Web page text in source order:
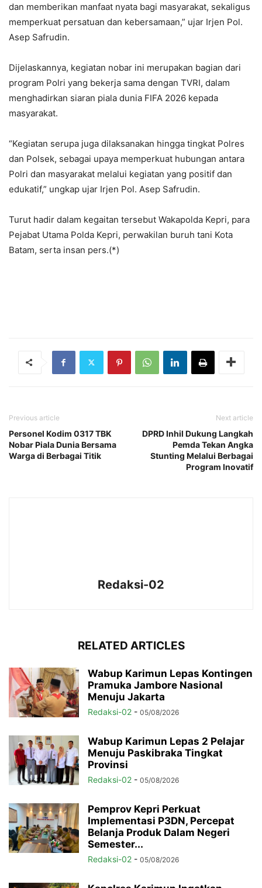
dan memberikan manfaat nyata bagi masyarakat, sekaligus
memperkuat persatuan dan kebersamaan,” ujar Irjen Pol.
Asep Safrudin.
Dijelaskannya, kegiatan nobar ini merupakan bagian dari
program Polri yang bekerja sama dengan TVRI, dalam
menghadirkan siaran piala dunia FIFA 2026 kepada
masyarakat.
“Kegiatan serupa juga dilaksanakan hingga tingkat Polres
dan Polsek, sebagai upaya memperkuat hubungan antara
Polri dan masyarakat melalui kegiatan yang positif dan
edukatif,” ungkap ujar Irjen Pol. Asep Safrudin.
Turut hadir dalam kegaitan tersebut Wakapolda Kepri, para
Pejabat Utama Polda Kepri, perwakilan buruh tani Kota
Batam, serta insan pers.(*)
Previous article
Personel Kodim 0317 TBK
Nobar Piala Dunia Bersama
Warga di Berbagai Titik
Next article
DPRD Inhil Dukung Langkah
Pemda Tekan Angka
Stunting Melalui Berbagai
Program Inovatif
Redaksi-02
RELATED ARTICLES
Wabup Karimun Lepas Kontingen
Pramuka Jambore Nasional
Menuju Jakarta
Redaksi-02 - 05/08/2026
Wabup Karimun Lepas 2 Pelajar
Menuju Paskibraka Tingkat
Provinsi
Redaksi-02 - 05/08/2026
Pemprov Kepri Perkuat
Implementasi P3DN, Percepat
Belanja Produk Dalam Negeri
Semester...
Redaksi-02 - 05/08/2026